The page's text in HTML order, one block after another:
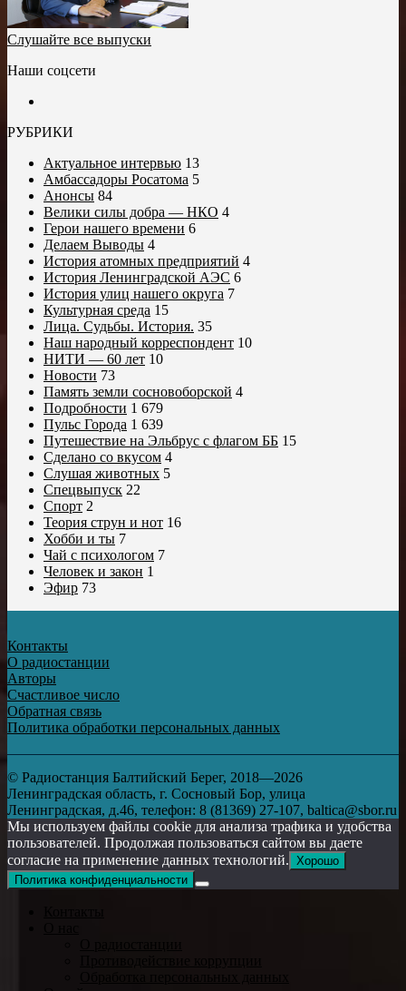
Слушайте все выпуски
Наши соцсети
РУБРИКИ
Актуальное интервью 13
Амбассадоры Росатома 5
Анонсы 84
Велики силы добра — НКО 4
Герои нашего времени 6
Делаем Выводы 4
История атомных предприятий 4
История Ленинградской АЭС 6
История улиц нашего округа 7
Культурная среда 15
Лица. Судьбы. История. 35
Наш народный корреспондент 10
НИТИ — 60 лет 10
Новости 73
Память земли сосновоборской 4
Подробности 1 679
Пульс Города 1 639
Путешествие на Эльбрус с флагом ББ 15
Сделано со вкусом 4
Слушая животных 5
Спецвыпуск 22
Спорт 2
Теория струн и нот 16
Хобби и ты 7
Чай с психологом 7
Человек и закон 1
Эфир 73
Контакты
О радиостанции
Авторы
Счастливое число
Обратная связь
Политика обработки персональных данных
© Радиостанция Балтийский Берег, 2018—2026
Ленинградская область, г. Сосновый Бор, улица
Ленинградская, д.46, телефон: 8 (81369) 27-107, baltica@sbor.ru
Мы используем файлы cookie для анализа трафика и удобства
пользователей. Продолжая пользоваться сайтом вы даете
согласие на применение данных технологий. Хорошо
Политика конфиденциальности